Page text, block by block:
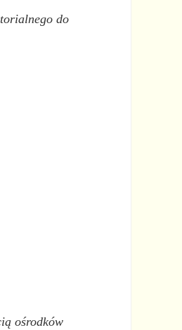
do
ośrodków